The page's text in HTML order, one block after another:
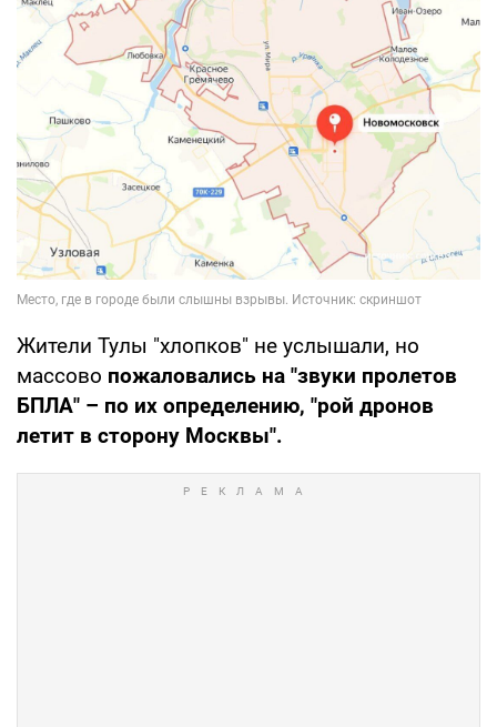
Жители Тулы "хлопков" не услышали, но
массово пожаловались на "звуки пролетов
БПЛА" – по их определению, "рой дронов
летит в сторону Москвы".